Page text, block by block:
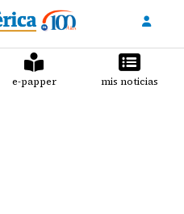
e-papper mis noticias